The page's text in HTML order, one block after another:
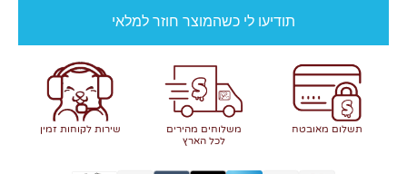
תודיעו לי כשהמוצר חוזר למלאי
תשלום מאובטח
משלוחים מהירים
לכל הארץ
שירות לקוחות זמין